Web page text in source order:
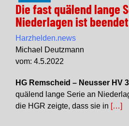
Die fast quälend lange
Niederlagen ist
Harzhelden.news
Michael Deutzmann
vom: 4.5.2022
HG Remscheid – Neusser HV
quälend lange Serie an
die HGR zeigte, dass sie in […]